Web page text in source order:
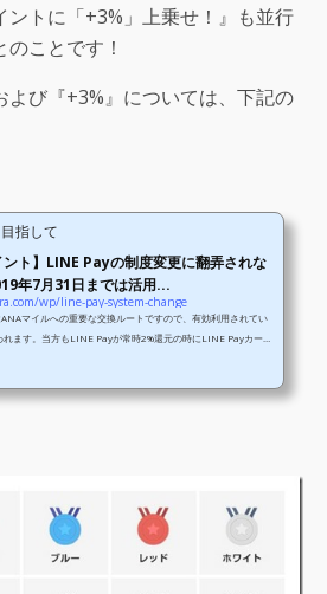
ントに「+3%」上乗せ！』も並行
ことです！
よび『+3%』については、下記の
指して
ント】LINE Payの制度変更に翻弄されな
年7月31日までは活用...
wp/line-pay-system-change
マイルへの重要な交換ルートですので、有効利用されてい
れます。当方もLINE Payが常時2%還元の時にLINE Payカード
ィブプログラム 「マイカラー」プログラムでバッジの色が